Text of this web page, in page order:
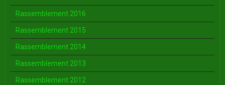
Rassemblement 2016
Rassemblement 2015
Rassemblement 2014
Rassemblement 2013
Rassemblement 2012